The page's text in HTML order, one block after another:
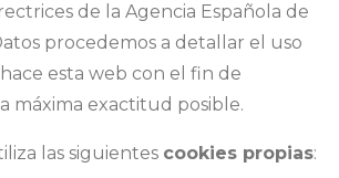
de la Agencia Española de
procedemos a detallar el uso
esta web con el fin de
máxima exactitud posible.
las siguientes cookies propias: